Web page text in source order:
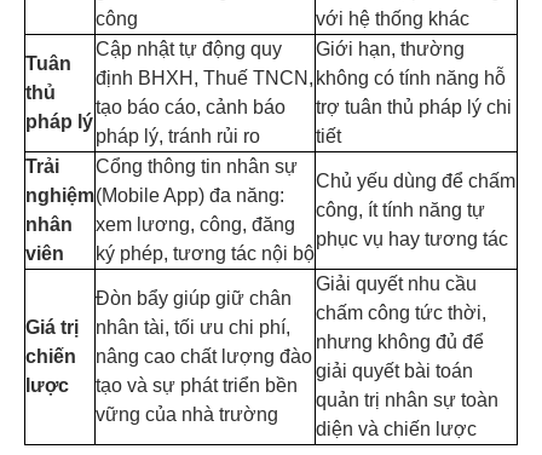
công
với hệ thống khác
Tuân
thủ
pháp lý
Cập nhật tự động quy
định BHXH, Thuế TNCN,
tạo báo cáo, cảnh báo
pháp lý, tránh rủi ro
Giới hạn, thường
không có tính năng hỗ
trợ tuân thủ pháp lý chi
tiết
Trải
nghiệm
nhân
viên
Cổng thông tin nhân sự
(Mobile App) đa năng:
xem lương, công, đăng
ký phép, tương tác nội bộ
Chủ yếu dùng để chấm
công, ít tính năng tự
phục vụ hay tương tác
Giá trị
chiến
lược
Đòn bẩy giúp giữ chân
nhân tài, tối ưu chi phí,
nâng cao chất lượng đào
tạo và sự phát triển bền
vững của nhà trường
Giải quyết nhu cầu
chấm công tức thời,
nhưng không đủ để
giải quyết bài toán
quản trị nhân sự toàn
diện và chiến lược